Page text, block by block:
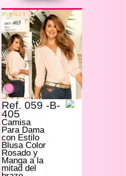
Ref. 059 -B-
405
Camisa
Para Dama
con Estilo
Blusa Color
Rosado y
Manga a la
mitad del